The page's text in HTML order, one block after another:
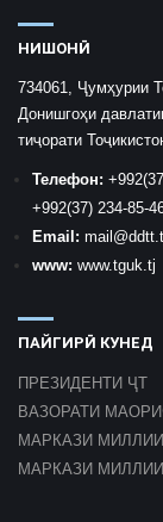
НИШОНӢ
734061, Ҷумҳурии
Донишгоҳи
тиҷорати
Телефон: +992
+992(37) 234-85-
Email: mail
www: www.tguk.tj
ПАЙГИРӢ КУНЕД
ПРЕЗИДЕНТИ ҶТ
ВАЗОРАТИ
МАРКАЗИ
МАРКАЗИ